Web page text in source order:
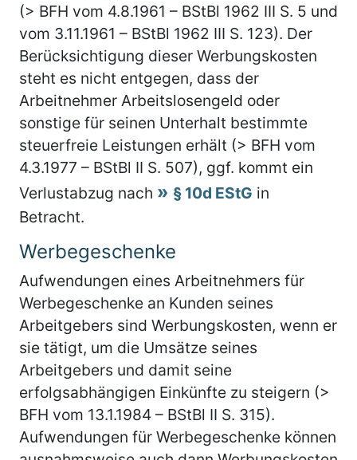
(> BFH vom 4.8.1961 – BStBl 1962 III S. 5 und
vom 3.11.1961 – BStBl 1962 III S. 123). Der
Berücksichtigung dieser Werbungskosten
steht es nicht entgegen, dass der
Arbeitnehmer Arbeitslosengeld oder
sonstige für seinen Unterhalt bestimmte
steuerfreie Leistungen erhält (> BFH vom
4.3.1977 – BStBl II S. 507), ggf. kommt ein
Verlustabzug nach
§ 10d EStG in
Betracht.
Werbegeschenke
Aufwendungen eines Arbeitnehmers für
Werbegeschenke an Kunden seines
Arbeitgebers sind Werbungskosten, wenn er
sie tätigt, um die Umsätze seines
Arbeitgebers und damit seine
erfolgsabhängigen Einkünfte zu steigern (>
BFH vom 13.1.1984 – BStBl II S. 315).
Aufwendungen für Werbegeschenke können